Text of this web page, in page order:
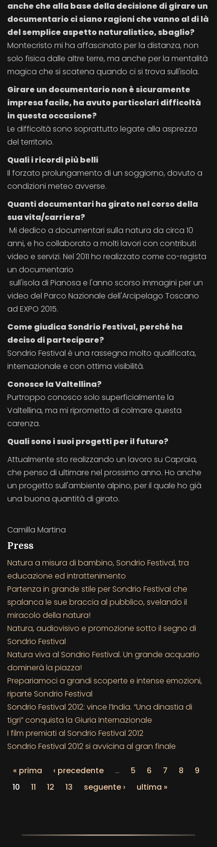
anche che alla base della decisione di girare un
documentario ci siano ragioni che vanno al di là
del semplice aspetto naturalistico, sbaglio?
Montecristo mi ha affascinato per la distanza, non
solo fisica dalle altre terre, ma anche per la mentalità
magica che si scatena quando ci si trova sull'isola.
Girare un documentario non è sicuramente
impresa facile, ha avuto particolari difficoltà
in questa occasione?
Le difficoltà sono soprattutto legate alla asprezza
del territorio.
Quali i ricordi più belli
Il forzato prolungamento di un soggiorno, dovuto a
condizioni meteo avverse.
Quanti documentari ha girato nel corso della
sua vita/carriera?
Mi dedico a documentari sulla natura da circa 10
anni, e ho collaborato a molti lavori con contributi
video e servizi. Nel 2011 ho realizzato come co-regista
un documentario
sull'isola di Pianosa e l'anno scorso immagini per un
video del Parco Nazionale dell'Arcipelago Toscano
ad EXPO 2015.
Come giudica Sondrio Festival, perché ha
deciso di partecipare?
Sondrio Festival è una rassegna molto qualificata,
internazionale e con ottima visibilità.
Conosce la Valtellina?
Purtroppo conosco solo superficialmente la
Valtellina, ma mi riprometto di colmare questa
carenza.
Quali sono i suoi progetti per il futuro?
Attualmente sto realizzando un lavoro su Capraia,
che penso di ultimare nel prossimo anno. Ho anche
un progetto sull'ambiente alpino, per il quale ho già
una buona quantità di girato.
Camilla Martina
Press
Natura a misura di bambino, Sondrio Festival, tra
educazione ed intrattenimento
Partenza in grande stile per Sondrio Festival che
spalanca le sue braccia al pubblico, svelando il
miracolo della natura!
Natura, audiovisivo e promozione sotto il segno di
Sondrio Festival
Natura viva al Sondrio Festival. Un grande acquario
dominerà la piazza!
Prepariamoci a grandi scoperte e intense emozioni,
riparte Sondrio Festival
Sondrio Festival 2012: vince l’India. “Una dinastia di
tigri” conquista la Giuria Internazionale
I film premiati al Sondrio Festival 2012
Sondrio Festival 2012 si avvicina al gran finale
« prima ‹ precedente … 5 6 7 8
9
10
11 12 13 seguente › ultima »